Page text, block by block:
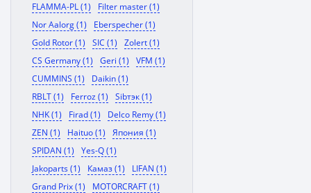
FLAMMA-PL (1)
Filter master (1)
Nor Aalorg (1)
Eberspecher (1)
Gold Rotor (1)
SIC (1)
Zolert (1)
CS Germany (1)
Geri (1)
VFM (1)
CUMMINS (1)
Daikin (1)
RBLT (1)
Ferroz (1)
Sibтэк (1)
NHK (1)
Firad (1)
Delco Remy (1)
ZEN (1)
Haituo (1)
Япония (1)
SPIDAN (1)
Yes-Q (1)
Jakoparts (1)
Камаз (1)
LIFAN (1)
Grand Prix (1)
MOTORCRAFT (1)